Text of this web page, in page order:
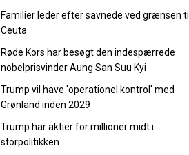
Familier leder efter savnede ved grænsen til
Ceuta
Røde Kors har besøgt den indespærrede
nobelprisvinder Aung San Suu Kyi
Trump vil have 'operationel kontrol' med
Grønland inden 2029
Trump har aktier for millioner midt i
storpolitikken